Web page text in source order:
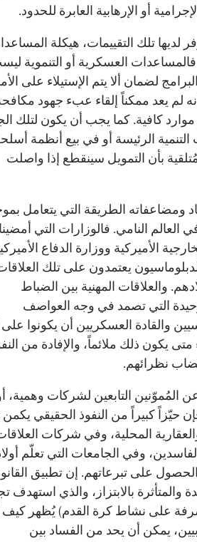
أو الإرهابية العابرة للحدود.
لديها تلك التقييمات، هيكلة
العسكرية أو التنموية
لضمان ألا يتم الإستيلاء على
لم يعد ممكناً إلقاء عبء جهود
كافية. كما يجب أن يكون لتلك
الرئيسة أو في بيع أنظمة
بأن التمويل سينقطع إذا واصلت
ومضاعفاته الطريقة التي يتعامل
النامي. فالوزارات التي أمضينا
الأميركية ووزارة الدفاع
يعتمدون على تلك
والعلاقات المهنية بين الضباط
التي تصمد في وجه العواصف
والقادة العسكريين أن يكونوا على
يكون ذلك ملائماً، والإفادة من
نظرائهم.
المُموّنين التابعين لشركات وهمية،
كبيراً من النفوذ الحقيقي
المحلية، وفي شركات
وفي الجامعات التي تعلّم
على تبرعاتهم. إن تطبيق
بالابتزاز، والذي استهدف
على نشاط كرة القدم) يُظهر
يمكن أن يحد من الفساد بين